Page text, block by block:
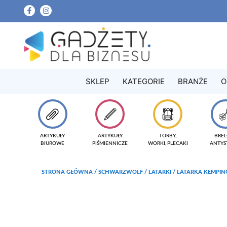
SKLEP KATEGORIE BRANŻE
ARTYKUŁY
BIUROWE
ARTYKUŁY
PIŚMIENNICZE
TORBY,
WORKI, PLECAKI
STRONA GŁÓWNA / SCHWARZWOLF / LATARKI / LATARKA